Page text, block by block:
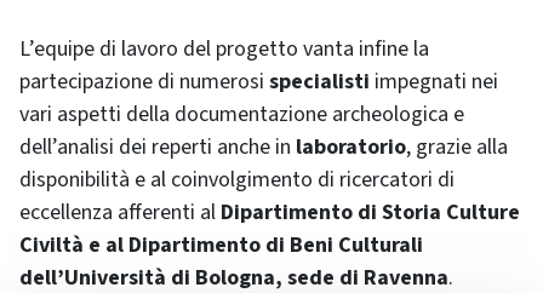
L’equipe di lavoro del progetto vanta infine la
partecipazione di numerosi specialisti impegnati nei
vari aspetti della documentazione archeologica e
dell’analisi dei reperti anche in laboratorio, grazie alla
disponibilità e al coinvolgimento di ricercatori di
eccellenza afferenti al Dipartimento di Storia Culture
Civiltà e al Dipartimento di Beni Culturali
dell’Università di Bologna, sede di Ravenna.